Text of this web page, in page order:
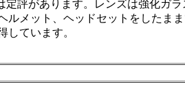
定評があります。レンズは強化ガ
メット、ヘッドセットをしたま
ています。